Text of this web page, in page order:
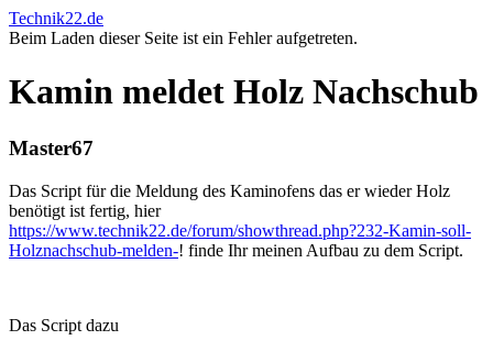
Technik22.de
Beim Laden dieser Seite ist ein Fehler aufgetreten.
Kamin meldet Holz Nachschub
Master67
Das Script für die Meldung des Kaminofens das er wieder Holz
benötigt ist fertig, hier
https://www.technik22.de/forum/showthread.php?232-Kamin-soll-
Holznachschub-melden-! finde Ihr meinen Aufbau zu dem Script.
Das Script dazu